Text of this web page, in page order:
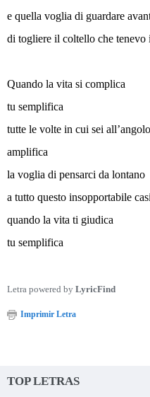
e quella voglia di guardare
di togliere il coltello che tenevo
Quando la vita si complica
tu semplifica
tutte le volte in cui sei all’angolo
amplifica
la voglia di pensarci da lontano
a tutto questo insopportabile
quando la vita ti giudica
tu semplifica
Letra powered by LyricFind
Imprimir Letra
TOP LETRAS